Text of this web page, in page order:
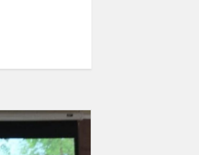
Konferencija